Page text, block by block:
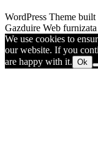
WordPress Theme built
Gazduire Web
We use cookies to
our website. If you
are happy with it. Ok